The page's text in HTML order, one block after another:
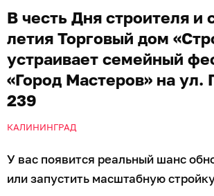
В честь Дня строителя и
летия Торговый дом
устраивает семейный
«Город Мастеров» на ул.
239
КАЛИНИНГРАД
У вас появится реальный шанс
или запустить масштабную